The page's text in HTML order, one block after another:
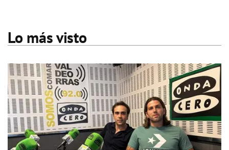
Lo más visto